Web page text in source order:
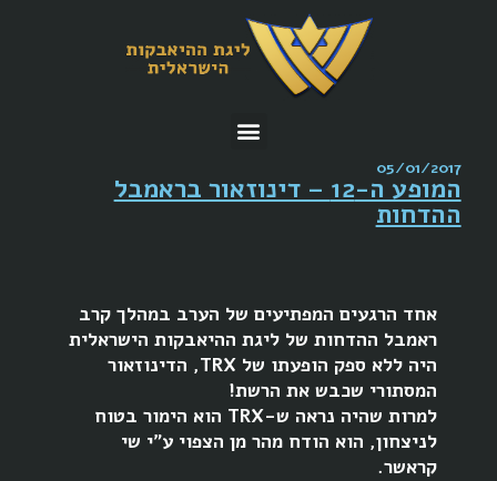
05/01/2017
המופע ה-12 – דינוזאור בראמבל
ההדחות
אחד הרגעים המפתיעים של הערב במהלך קרב
ראמבל ההדחות של ליגת ההיאבקות הישראלית
היה ללא ספק הופעתו של TRX, הדינוזאור
המסתורי שכבש את הרשת!
למרות שהיה נראה ש-TRX הוא הימור בטוח
לניצחון, הוא הודח מהר מן הצפוי ע"י שי
קראשר.